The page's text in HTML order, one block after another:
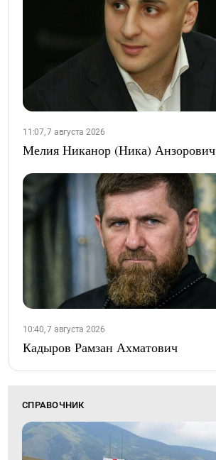
11:07, 7 августа 2026
Мелия Никанор (Ника) Анзорович
10:40, 7 августа 2026
Кадыров Рамзан Ахматович
СПРАВОЧНИК